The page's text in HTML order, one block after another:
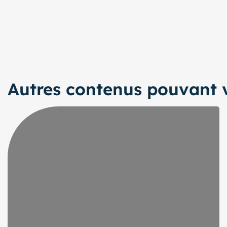
Autres contenus pouvant